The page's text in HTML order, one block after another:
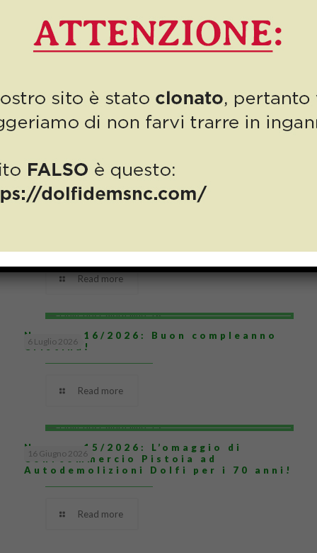
Vuoi contribuire al nostro giornale con la segnalazione di eventi,
informazioni o novità da approfondire nei prossimi numeri? Puoi
contattarci allo 0573380120, al 3473583434 o scrivere
Related posts
Read more
6 Luglio 2026
Numero 16/2026: Buon compleanno
Cristina!
Read more
16 Giugno 2026
Numero 15/2026: L’omaggio di
Confcommercio Pistoia ad
Autodemolizioni Dolfi per i 70 anni!
Read more